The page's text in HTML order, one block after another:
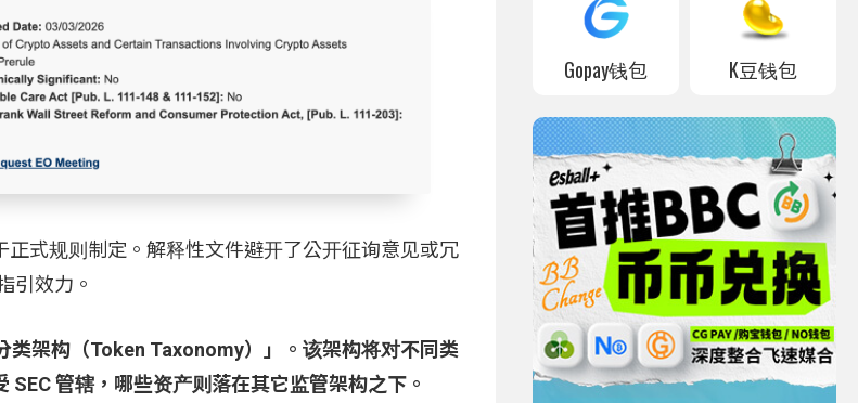
式规则制定。解释性文件避开了公开征询意见或冗
引效力。
类架构（Token Taxonomy）」。该架构将对不同类
管辖，哪些资产则落在其它监管架构之下。
Gopay钱包 K豆钱包